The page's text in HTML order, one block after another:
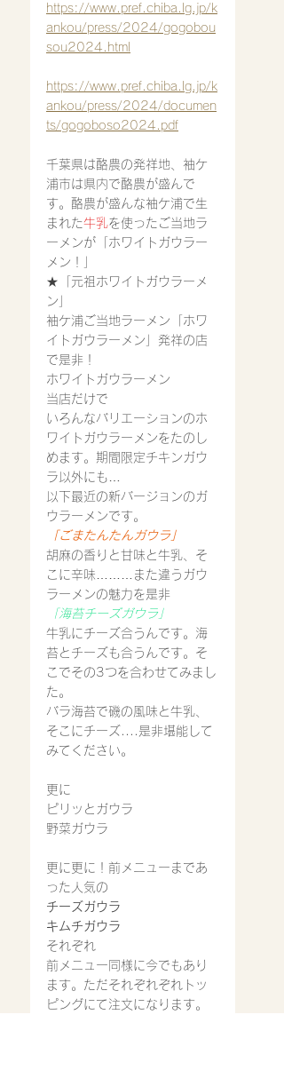
https://www.pref.chiba.lg.jp/k
ankou/press/2024/gogobou
sou2024.html
https://www.pref.chiba.lg.jp/k
ankou/press/2024/documen
ts/gogoboso2024.pdf
千葉県は酪農の発祥地、袖ケ
浦市は県内で酪農が盛んで
す。酪農が盛んな袖ケ浦で生
まれた牛乳を使ったご当地ラ
ーメンが「ホワイトガウラー
メン！」
★「元祖ホワイトガウラーメ
ン」
袖ケ浦ご当地ラーメン「ホワ
イトガウラーメン」発祥の店
で是非！
ホワイトガウラーメン
当店だけで
いろんなバリエーションのホ
ワイトガウラーメンをたのし
めます。期間限定チキンガウ
ラ以外にも…
以下最近の新バージョンのガ
ウラーメンです。
「ごまたんたんガウラ」
胡麻の香りと甘味と牛乳、そ
こに辛味………また違うガウ
ラーメンの魅力を是非
「海苔チーズガウラ」
牛乳にチーズ合うんです。海
苔とチーズも合うんです。そ
こでその3つを合わせてみまし
た。
バラ海苔で磯の風味と牛乳、
そこにチーズ....是非堪能して
みてください。
更に
ピリッとガウラ
野菜ガウラ
更に更に！前メニューまであ
った人気の
チーズガウラ
キムチガウラ
それぞれ
前メニュー同様に今でもあり
ます。ただそれぞれぞれトッ
ピングにて注文になります。